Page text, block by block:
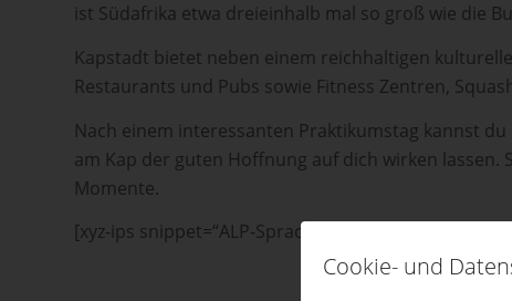
Cookie- und
ist Südafrika etwa dreieinhalb mal so groß wie die
Kapstadt bietet neben einem reichhaltigen
Restaurants und Pubs sowie Fitness Zentren,
Nach einem interessanten Praktikumstag kannst
am Kap der guten Hoffnung auf dich wirken lassen.
Momente.
[xyz-ips snippet=“ALP-Sprachkurs-Anbieter-Include“]